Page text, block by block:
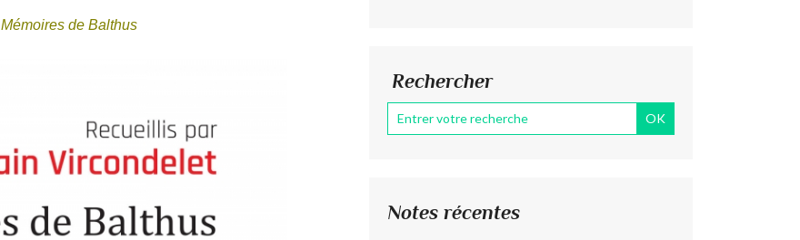
Mémoires de Balthus
Rechercher
Notes récentes